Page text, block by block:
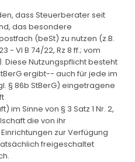
dass Steuerberater seit
das besondere
(beSt) zu nutzen (z.B.
- VI B 74/22, Rz 8 ff.; vom
Diese Nutzungspflicht besteht
ergibt-- auch für jede im
§ 86b StBerG) eingetragene
Sinne von § 3 Satz 1 Nr. 2,
die von ihr
zur Verfügung
freigeschaltet